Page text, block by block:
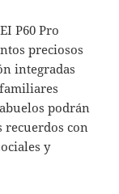
P60 Pro
preciosos
integradas
podrán
con
y